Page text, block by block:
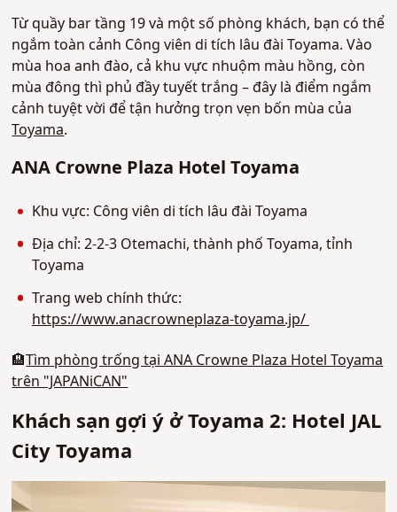
Từ quầy bar tầng 19 và một số phòng khách, bạn có thể
ngắm toàn cảnh Công viên di tích lâu đài Toyama. Vào
mùa hoa anh đào, cả khu vực nhuộm màu hồng, còn
mùa đông thì phủ đầy tuyết trắng – đây là điểm ngắm
cảnh tuyệt vời để tận hưởng trọn vẹn bốn mùa của
Toyama.
ANA Crowne Plaza Hotel Toyama
Khu vực: Công viên di tích lâu đài Toyama
Địa chỉ: 2-2-3 Otemachi, thành phố Toyama, tỉnh
Toyama
Trang web chính thức:
https://www.anacrowneplaza-toyama.jp/
🏨Tìm phòng trống tại ANA Crowne Plaza Hotel Toyama
trên "JAPANiCAN"
Khách sạn gợi ý ở Toyama 2: Hotel JAL
City Toyama